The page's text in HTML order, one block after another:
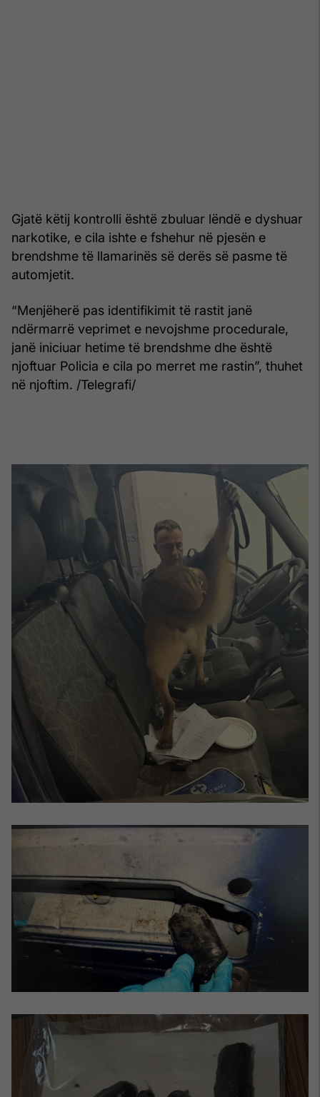
Gjatë këtij kontrolli është zbuluar lëndë e dyshuar
narkotike, e cila ishte e fshehur në pjesën e
brendshme të llamarinës së derës së pasme të
automjetit.
“Menjëherë pas identifikimit të rastit janë
ndërmarrë veprimet e nevojshme procedurale,
janë iniciuar hetime të brendshme dhe është
njoftuar Policia e cila po merret me rastin”, thuhet
në njoftim. /Telegrafi/